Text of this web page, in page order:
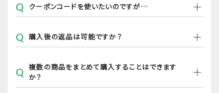
Q クーポンコードを使いたいのですが…
Q 購入後の返品は可能ですか？
Q 複数の商品をまとめて購入することはできます
か？